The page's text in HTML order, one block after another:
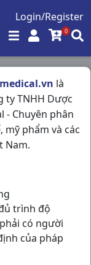
Login/Register
0
là
ty TNHH Dược
- Chuyên phân
phẩm và các
Nam.
trình độ
có người
của pháp
/